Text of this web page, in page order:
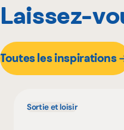
Laissez-
Toutes les inspirations
Sortie et loisir